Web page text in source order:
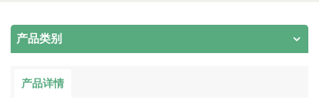
产品类别
产品详情